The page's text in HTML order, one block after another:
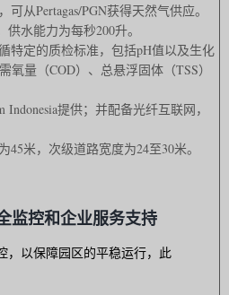
从Pertagas/PGN获得天然气供应。
水能力为每秒200升。
特定的质检标准，包括pH值以及生化
氧量（COD）、总悬浮固体（TSS）
提供；并配备光纤互联网，
米，次级道路宽度为24至30米。
监控和企业服务支持
，以保障园区的平稳运行，此